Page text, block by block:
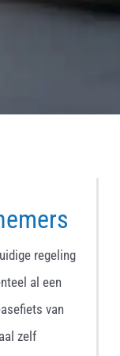
regeling
al een
van
zelf